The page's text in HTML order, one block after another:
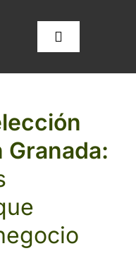
Toggle
CONÓCENOS
OFERTAS DE EMPLEO
Granada: